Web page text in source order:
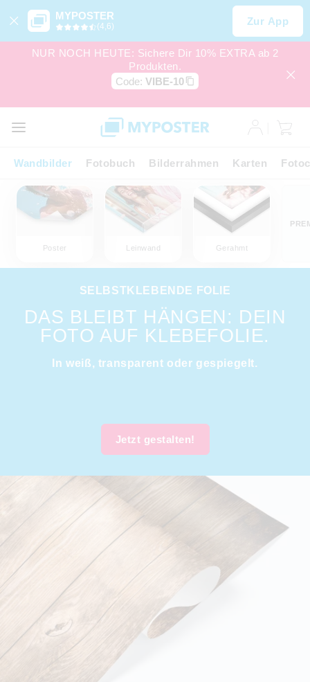
MYPOSTER
(4,6) Zur App
NUR NOCH HEUTE: Sichere Dir 10% EXTRA ab 2
Produkten.
Code: VIBE-10
Wandbilder Fotobuch Bilderrahmen Karten
Poster Leinwand Gerahmt
SELBSTKLEBENDE FOLIE
DAS BLEIBT HÄNGEN: DEIN
FOTO AUF KLEBEFOLIE.
In weiß, transparent oder gespiegelt.
Jetzt gestalten!